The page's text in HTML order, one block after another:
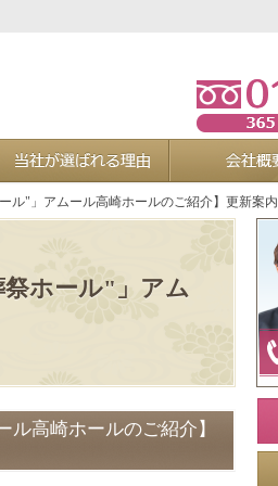
ホール"」アム
高崎ホールのご紹介】
ル"」アムール高崎ホールのご紹介】更新案内